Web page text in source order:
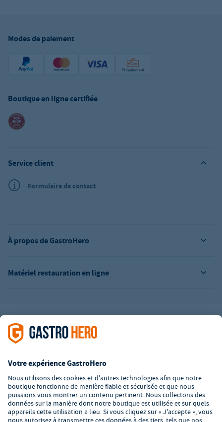
Modes de paiement
Boutique en ligne certifiée
Matériel restauration en ligne
À propos de GastroHero
Service client
Formulaire de contact
L’offre de la société GastroHero est exclusivement destinée aux
entreprises. Tous les prix sont des prix unitaires nets majorés de
Certaines méthodes de paiement peuvent entraîner des frais
supplémentaires.
² PVC : Prix de Vente Conseillé par le fabricant
*A partir d'un montant de 350€ net. Jusqu'à cette date, les frais
de port s'élèvent à 7,90€ (hors TVA).